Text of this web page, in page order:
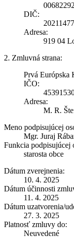
00682292
DIČ:
Adresa:
919 04
2. Zmluvná strana:
Prvá Európska
IČO:
Adresa:
M. R.
Meno podpisujúcej
Mgr. Juraj
Funkcia podpisujúcej
starosta obce
Dátum zverejnenia:
10. 4. 2025
Dátum účinnosti
11. 4. 2025
Dátum uzatvorenia/
27. 3. 2025
Platnosť zmluvy do:
Neuvedené